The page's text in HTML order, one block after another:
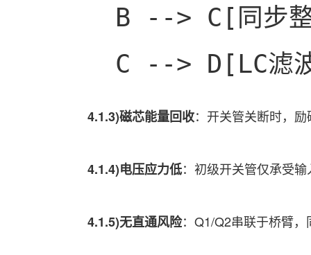
B --> C[同步
C --> D[LC滤
4.1.3)磁芯能量回收：开关管关断时，
4.1.4)电压应力低：初级开关管仅承受
4.1.5)无直通风险：Q1/Q2串联于桥臂